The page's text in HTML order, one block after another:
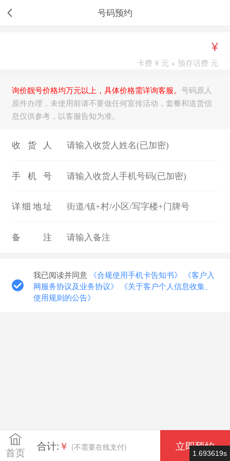
号码预约
¥
卡费 ¥ 元 + 预存话费 元
询价靓号价格均万元以上，具体价格需详询客服。 号码原人
原件办理，未使用前请不要做任何宣传活动，套餐和送货信
息仅供参考，以客服告知为准。
收货人
手机号
详细地址
备注
我已阅读并同意 《合规使用手机卡告知书》
《客户入
网服务协议及业务协议》
《关于客户个人信息收集、
使用规则的公告》
首页
合计:￥ (不需要在线支付) 立即预约
1.693619s